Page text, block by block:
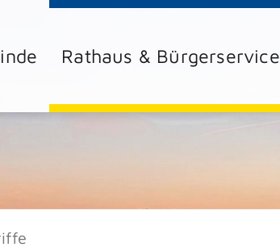
Rathaus & Bürgerservice